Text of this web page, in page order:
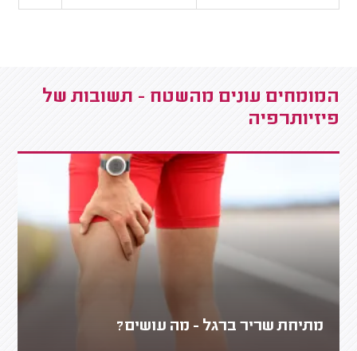
המומחים עונים מהשטח - תשובות של
פיזיותרפיה
מתיחת שריר ברגל - מה עושים?